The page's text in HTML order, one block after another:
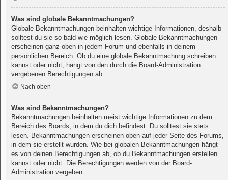
Was sind globale Bekanntmachungen?
Globale Bekanntmachungen beinhalten wichtige Informationen, deshalb
solltest du sie so bald wie möglich lesen. Globale Bekanntmachungen
erscheinen ganz oben in jedem Forum und ebenfalls in deinem
persönlichen Bereich. Ob du eine globale Bekanntmachung schreiben
kannst oder nicht, hängt von den durch die Board-Administration
vergebenen Berechtigungen ab.
Nach oben
Was sind Bekanntmachungen?
Bekanntmachungen beinhalten meist wichtige Informationen zu dem
Bereich des Boards, in dem du dich befindest. Du solltest sie stets
lesen. Bekanntmachungen erscheinen oben auf jeder Seite des Forums,
in dem sie erstellt wurden. Wie bei globalen Bekanntmachungen hängt
es von deinen Berechtigungen ab, ob du Bekanntmachungen erstellen
kannst oder nicht. Die Berechtigungen werden von der Board-
Administration vergeben.